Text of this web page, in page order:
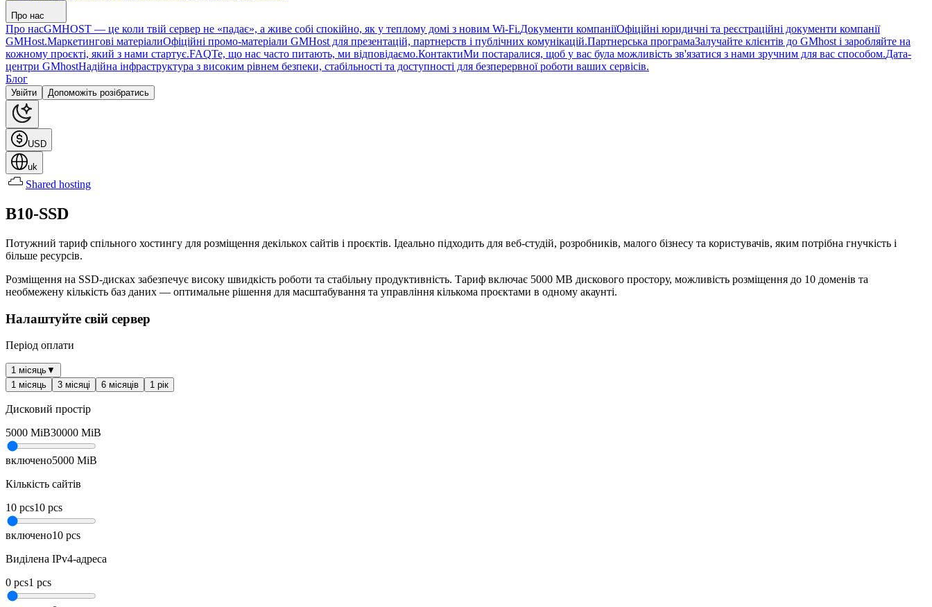
Про нас
Про насGMHOST — це коли твій сервер не «падає», а живе собі спокійно, як у теплому домі з новим Wi-Fi.Документи компаніїОфіційні юридичні та реєстраційні документи компанії
GMHost.Маркетингові матеріалиОфіційні промо-матеріали GMHost для презентацій, партнерств і публічних комунікацій.Партнерська програмаЗалучайте клієнтів до GMhost і заробляйте на
кожному проєкті, який з нами стартує.FAQТе, що нас часто питають, ми відповідаємо.КонтактиМи постаралися, щоб у вас була можливість зв'язатися з нами зручним для вас способом.Дата-
центри GMhostНадійна інфраструктура з високим рівнем безпеки, стабільності та доступності для безперервної роботи ваших сервісів.
Блог
Увійти Допоможіть розібратись
USD
uk
Shared hosting
B10-SSD
Потужний тариф спільного хостингу для розміщення декількох сайтів і проєктів. Ідеально підходить для веб-студій, розробників, малого бізнесу та користувачів, яким потрібна гнучкість і
більше ресурсів.
Розміщення на SSD-дисках забезпечує високу швидкість роботи та стабільну продуктивність. Тариф включає 5000 MB дискового простору, можливість розміщення до 10 доменів та
необмежену кількість баз даних — оптимальне рішення для масштабування та управління кількома проєктами в одному акаунті.
Налаштуйте свій сервер
Період оплати
1 місяць▼
1 місяць
3 місяці 6 місяців 1 рік
Дисковий простір
5000 MiB30000 MiB
включено5000 MiB
Кількість сайтів
10 pcs10 pcs
включено10 pcs
Виділена IPv4-адреса
0 pcs1 pcs